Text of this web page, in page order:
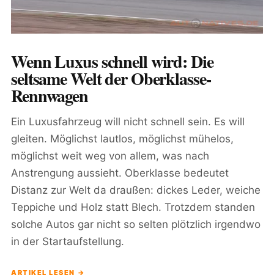
Wenn Luxus schnell wird: Die
seltsame Welt der Oberklasse-
Rennwagen
Ein Luxusfahrzeug will nicht schnell sein. Es will
gleiten. Möglichst lautlos, möglichst mühelos,
möglichst weit weg von allem, was nach
Anstrengung aussieht. Oberklasse bedeutet
Distanz zur Welt da draußen: dickes Leder, weiche
Teppiche und Holz statt Blech. Trotzdem standen
solche Autos gar nicht so selten plötzlich irgendwo
in der Startaufstellung.
ARTIKEL LESEN →